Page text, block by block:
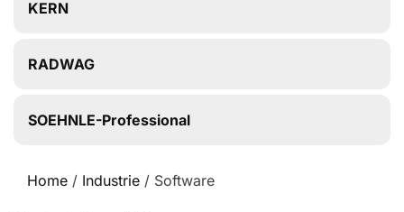
Home / Industrie / Software
KERN
RADWAG
SOEHNLE-Professional